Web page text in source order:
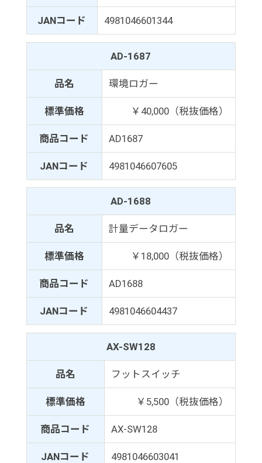
JANコード 4981046601344
AD-1687
品名 環境ロガー
標準価格 ￥40,000（税抜価格）
商品コード AD1687
JANコード 4981046607605
AD-1688
品名 計量データロガー
標準価格 ￥18,000（税抜価格）
商品コード AD1688
JANコード 4981046604437
AX-SW128
品名 フットスイッチ
標準価格 ￥5,500（税抜価格）
商品コード AX-SW128
JANコード 4981046603041